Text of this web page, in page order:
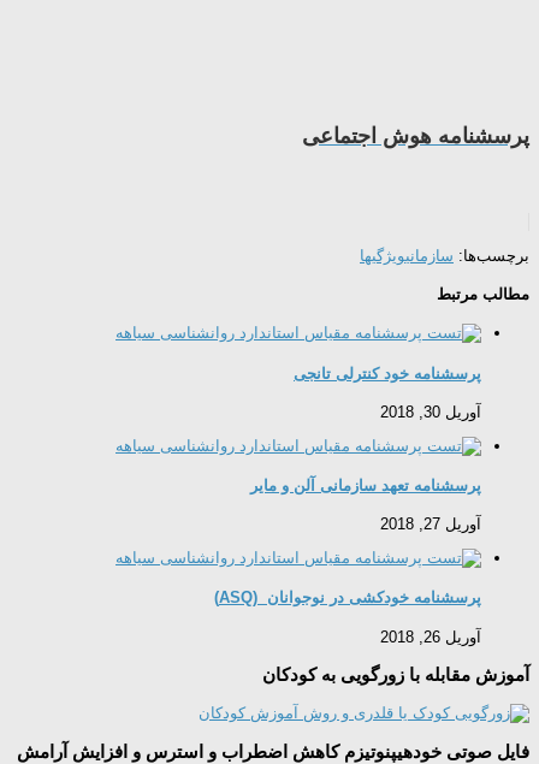
پرسشنامه هوش اجتماعی
برچسب‌ها: سازمانیویژگیها
مطالب مرتبط
پرسشنامه خود کنترلی تانجی
آوریل 30, 2018
پرسشنامه تعهد سازمانی آلن و مایر
آوریل 27, 2018
پرسشنامه خودکشی در نوجوانان (ASQ)
آوریل 26, 2018
آموزش مقابله با زورگویی به کودکان
فایل صوتی خودهیپنوتیزم کاهش اضطراب و استرس و افزایش آرامش